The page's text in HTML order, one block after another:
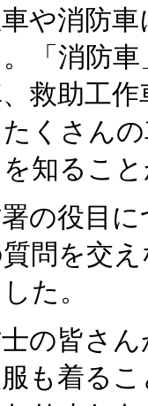
や消防
。「消防
救助工
くさん
知るこ
の役目
質問を交
た。
の皆さ
も着る